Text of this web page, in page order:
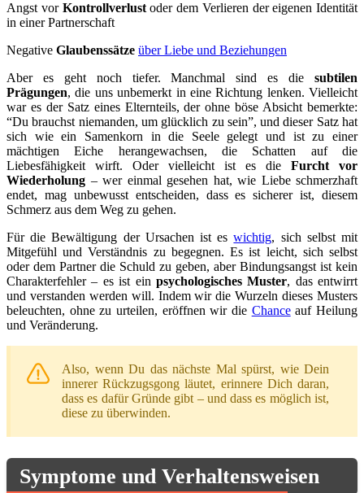
Angst vor Kontrollverlustoder dem Verlieren der eigenen Identität
in einer Partnerschaft
Negative Glaubenssätze über Liebe und Beziehungen
Aber es geht noch tiefer. Manchmal sind es die subtilen
Prägungen, die uns unbemerkt in eine Richtung lenken. Vielleicht
war es der Satz eines Elternteils, der ohne böse Absicht bemerkte:
“Du brauchst niemanden, um glücklich zu sein”, und dieser Satz hat
sich wie ein Samenkorn in die Seele gelegt und ist zu einer
mächtigen Eiche herangewachsen, die Schatten auf die
Liebesfähigkeit wirft. Oder vielleicht ist es die Furcht vor
Wiederholung – wer einmal gesehen hat, wie Liebe schmerzhaft
endet, mag unbewusst entscheiden, dass es sicherer ist, diesem
Schmerz aus dem Weg zu gehen.
Für die Bewältigung der Ursachen ist eswichtig, sich selbst mit
Mitgefühl und Verständnis zu begegnen. Es ist leicht, sich selbst
oder dem Partner die Schuld zu geben, aber Bindungsangst ist kein
Charakterfehler – es ist ein psychologisches Muster, das entwirrt
und verstanden werden will. Indem wir die Wurzeln dieses Musters
beleuchten, ohne zu urteilen, eröffnen wir die Chanceauf Heilung
und Veränderung.
Also, wenn Du das nächste Mal spürst, wie Dein
innerer Rückzugsgong läutet, erinnere Dich daran,
dass es dafür Gründe gibt – und dass es möglich ist,
diese zu überwinden.
Symptome und Verhaltensweisen